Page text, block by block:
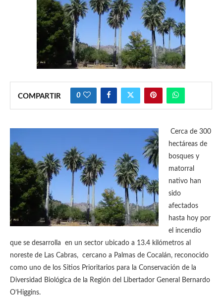
COMPARTIR 0
Cerca de 300
hectáreas de
bosques y
matorral
nativo han
sido
afectados
hasta hoy por
el incendio
que se desarrolla en un sector ubicado a 13.4 kilómetros al
noreste de Las Cabras, cercano a Palmas de Cocalán, reconocido
como uno de los Sitios Prioritarios para la Conservación de la
Diversidad Biológica de la Región del Libertador General Bernardo
O’Higgins.